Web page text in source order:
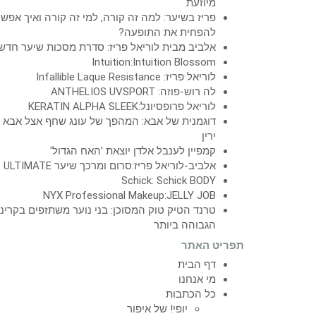
מיוזעת
פריז בשיער: למה זה קורה, למי זה קורה ואיך
להפחית את התופעה?
אלביב מבית לוריאל פריז: סדרת מסכות שיער
Intuition:Intuition Blossom
לוריאל פריז: Infallible Laque Resistance
לה רוש-פוזה: ANTHELIOS UVSPORT
לוריאל פרופסיונל:KERATIN ALPHA SLEEK
דוגמנית של אבא: המהפך של עונג שחף אצל אבא
ירין
קמפיין לענבל אלדן יוצאת 'האח הגדול'
אלביב-לוריאל פריז:סרום ומרכך שיער ULTIMATE
Schick: Schick BODY
NYX Professional Makeup:JELLY JOB
טרנד הטיק טוק המסוכן: בני נוער משתזפים
הגבוהה ביותר
תפריט האתר
דף הבית
מי אנחנו
כל הכתבות
יופי! של איפור